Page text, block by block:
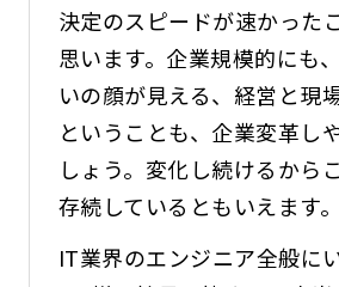
決定のスピードが速かった
思います。企業規模的にも
いの顔が見える、経営と現
ということも、企業変革し
しょう。変化し続けるから
存続しているともいえます。
IT業界のエンジニア全般に